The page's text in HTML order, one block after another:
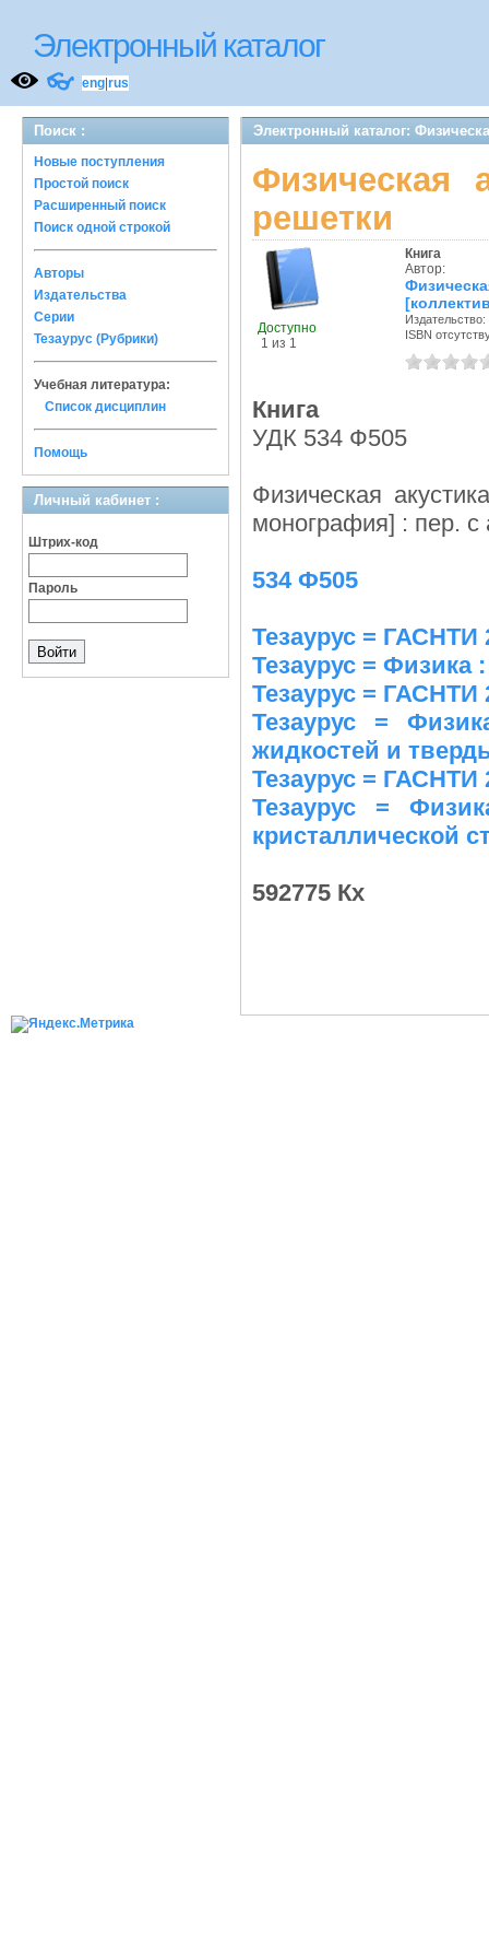
Электронный каталог
👓 eng rus
Поиск :
Новые поступления
Простой поиск
Расширенный поиск
Поиск одной строкой
Авторы
Издательства
Серии
Тезаурус (Рубрики)
Учебная литература:
Список дисциплин
Помощь
Личный кабинет :
Штрих-код
Пароль
Электронный каталог:
Физическая
решетки
Доступно
1 из 1
Книга
Автор:
Издательство:
ISBN
Книга
УДК 534 Ф505
Физическая
монография] : пер. с
534 Ф505
Тезаурус = ГАСНТИ
Тезаурус = Физика :
Тезаурус = ГАСНТИ
Тезаурус =
жидкостей и
Тезаурус = ГАСНТИ
Тезаурус =
кристаллической
592775 Кх